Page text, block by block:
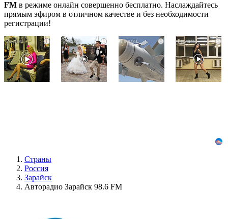
FM в режиме онлайн совершенно бесплатно. Наслаждайтесь
прямым эфиром в отличном качестве и без необходимости
регистрации!
i
Королева
вагона
отожгла!
Видео
i
Этот
танец
невесты
оставит
вас
i
Что
стало
причиной
громкого
взрыва
i
Страны
Россия
Зарайск
Авторадио Зарайск 98.6 FM